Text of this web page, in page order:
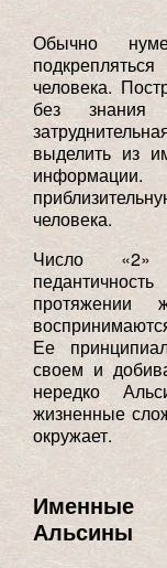
Обычно
человека.
без
выделить из
человека.
Число «2»
протяжении
Ее
своем и
нередко
жизненные
окружает.
Именные
Альсины